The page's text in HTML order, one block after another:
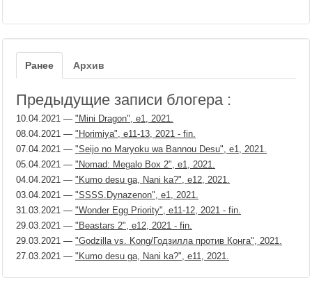
Ранее Архив
Предыдущие записи блогера :
10.04.2021 — "Mini Dragon", е1, 2021.
08.04.2021 — "Horimiya", е11-13, 2021 - fin.
07.04.2021 — "Seijo no Maryoku wa Bannou Desu", е1, 2021.
05.04.2021 — "Nomad: Megalo Box 2", е1, 2021.
04.04.2021 — "Kumo desu ga, Nani ka?", е12, 2021.
03.04.2021 — "SSSS.Dynazenon", е1, 2021.
31.03.2021 — "Wonder Egg Priority", е11-12, 2021 - fin.
29.03.2021 — "Beastars 2", е12, 2021 - fin.
29.03.2021 — "Godzilla vs. Kong/Годзилла против Конга", 2021.
27.03.2021 — "Kumo desu ga, Nani ka?", е11, 2021.